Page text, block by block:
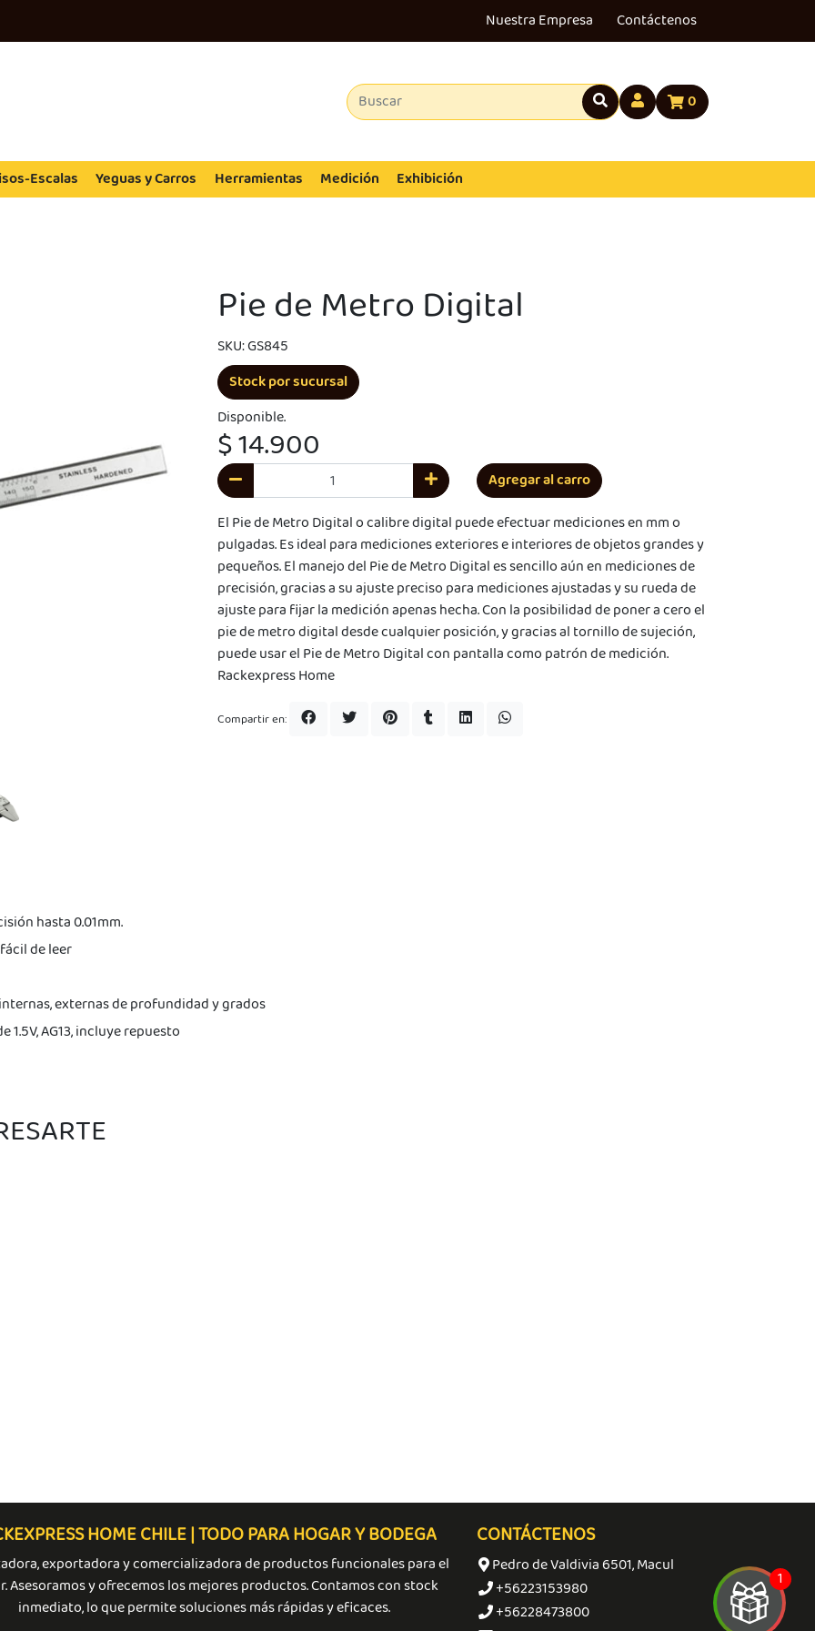
Nuestra Empresa Contáctenos
0
Escalas Yeguas y Carros Herramientas Medición Exhibición
Pie de Metro Digital
SKU: GS845
Stock por sucursal
Disponible.
$ 14.900
Agregar al carro
El Pie de Metro Digital o calibre digital puede efectuar mediciones en mm o
pulgadas. Es ideal para mediciones exteriores e interiores de objetos grandes y
pequeños. El manejo del Pie de Metro Digital es sencillo aún en mediciones de
precisión, gracias a su ajuste preciso para mediciones ajustadas y su rueda de
ajuste para fijar la medición apenas hecha. Con la posibilidad de poner a cero el
pie de metro digital desde cualquier posición, y gracias al tornillo de sujeción,
puede usar el Pie de Metro Digital con pantalla como patrón de medición.
Rackexpress Home
Compartir en:
hasta 0.01mm.
de leer
externas de profundidad y grados
1.5V, AG13, incluye repuesto
HOME CHILE | TODO PARA HOGAR Y BODEGA
exportadora y comercializadora de productos funcionales para el
Asesoramos y ofrecemos los mejores productos. Contamos con stock
inmediato, lo que permite soluciones más rápidas y eficaces.
CONTÁCTENOS
Pedro de Valdivia 6501, Macul
+56223153980
+56228473800